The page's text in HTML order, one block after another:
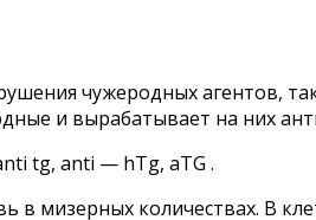
чужеродных агентов,
и вырабатывает на них
tg, anti — hTg, aTG .
в мизерных количествах. В